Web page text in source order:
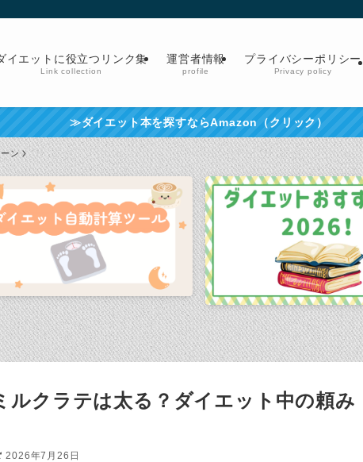
イエットに役立つリンク集
Link collection
運営者情報
profile
プライバシーポリシー
Privacy policy
≫ダイエット本を探すならAmazon（クリック）
ン
ルクラテは太る？ダイエット中の頼み
2026年7月26日